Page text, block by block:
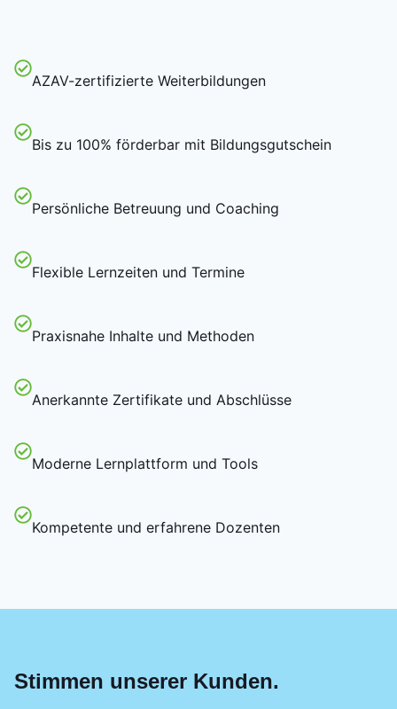
AZAV-zertifizierte Weiterbildungen
Bis zu 100% förderbar mit Bildungsgutschein
Persönliche Betreuung und Coaching
Flexible Lernzeiten und Termine
Praxisnahe Inhalte und Methoden
Anerkannte Zertifikate und Abschlüsse
Moderne Lernplattform und Tools
Kompetente und erfahrene Dozenten
Stimmen unserer Kunden.